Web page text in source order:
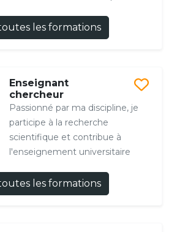
les formations
Enseignant
chercheur
Passionné par ma discipline, je
participe à la recherche
scientifique et contribue à
l'enseignement universitaire
les formations